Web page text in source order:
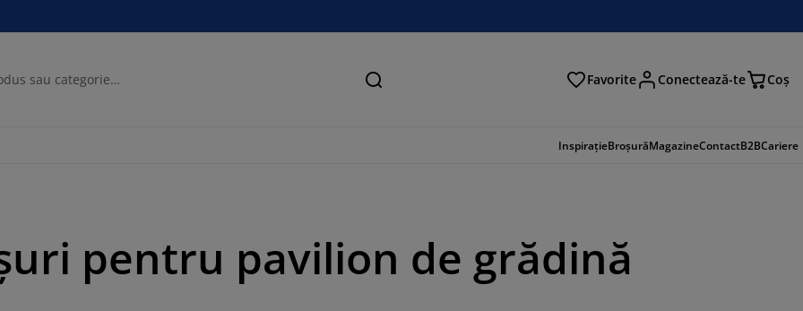
Căutare Favorite Conectează-te Coş
InspirațieBroșurăMagazineContactB2BCariere
pentru pavilion de grădină